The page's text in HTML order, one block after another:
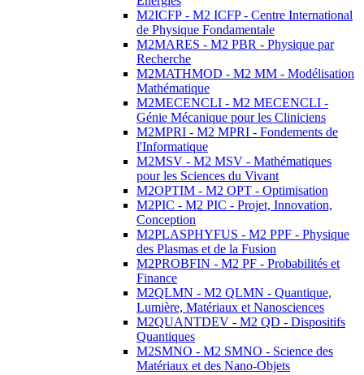
M2ICFP - M2 ICFP - Centre International
de Physique Fondamentale
M2MARES - M2 PBR - Physique par
Recherche
M2MATHMOD - M2 MM - Modélisation
Mathématique
M2MECENCLI - M2 MECENCLI -
Génie Mécanique pour les Cliniciens
M2MPRI - M2 MPRI - Fondements de
l'Informatique
M2MSV - M2 MSV - Mathématiques
pour les Sciences du Vivant
M2OPTIM - M2 OPT - Optimisation
M2PIC - M2 PIC - Projet, Innovation,
Conception
M2PLASPHYFUS - M2 PPF - Physique
des Plasmas et de la Fusion
M2PROBFIN - M2 PF - Probabilités et
Finance
M2QLMN - M2 QLMN - Quantique,
Lumière, Matériaux et Nanosciences
M2QUANTDEV - M2 QD - Dispositifs
Quantiques
M2SMNO - M2 SMNO - Science des
Matériaux et des Nano-Objets